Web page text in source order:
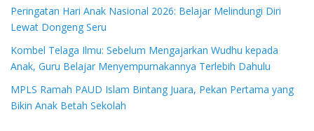
Peringatan Hari Anak Nasional 2026: Belajar Melindungi Diri
Lewat Dongeng Seru
Kombel Telaga Ilmu: Sebelum Mengajarkan Wudhu kepada
Anak, Guru Belajar Menyempurnakannya Terlebih Dahulu
MPLS Ramah PAUD Islam Bintang Juara, Pekan Pertama yang
Bikin Anak Betah Sekolah